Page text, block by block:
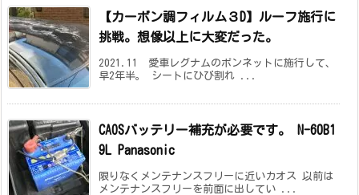
【カーボン調フィルム３D】ルーフ施行に
挑戦。想像以上に大変だった。
2021.11 愛車レグナムのボンネットに施行して、
早2年半。 シートにひび割れ ...
CAOSバッテリー補充が必要です。 N-60B1
9L Panasonic
限りなくメンテナンスフリーに近いカオス 以前は
メンテナンスフリーを前面に出してい ...